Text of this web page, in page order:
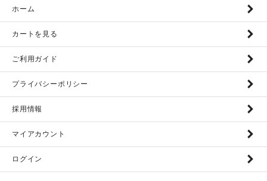
ホーム
カートを見る
ご利用ガイド
プライバシーポリシー
採用情報
マイアカウント
ログイン